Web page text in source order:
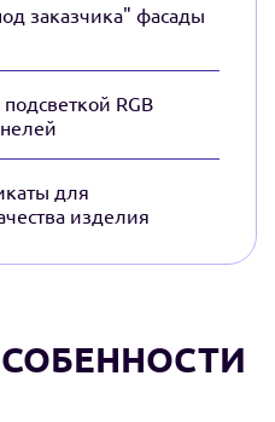
заказчика" фасады
RGB
для
изделия